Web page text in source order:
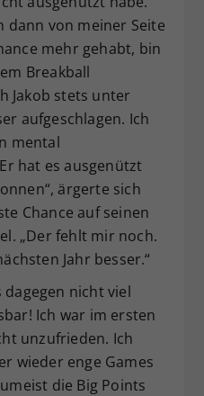
dann von meiner Seite
mehr gehabt, bin
Breakball
Jakob stets unter
aufgeschlagen. Ich
mental
hat es ausgenützt
ärgerte sich
Chance auf seinen
„Der fehlt mir noch.
Jahr besser.“
nicht viel
Ich war im ersten
unzufrieden. Ich
wieder enge Games
die Big Points